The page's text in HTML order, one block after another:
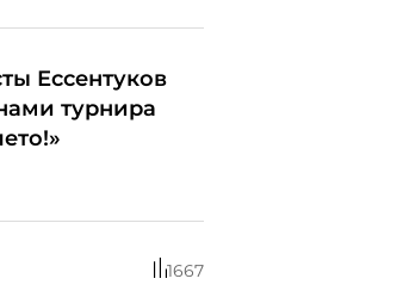
Ессентуков
турнира
1667